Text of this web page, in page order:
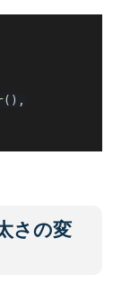
( ) ,
さの変